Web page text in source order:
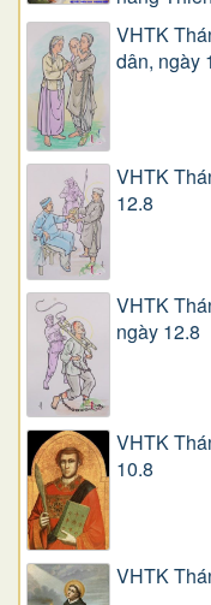
VHTK
dân, ngày
VHTK
12.8
VHTK
ngày 12.8
VHTK
10.8
VHTK